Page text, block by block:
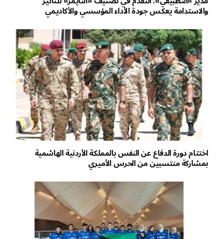
والاستدامة يعكس جودة الأداء المؤسسي والأكاديمي
اختتام دورة الدفاع عن النفس بالمملكة الأردنية الهاشمية
بمشاركة منتسبين من الحرس الأميري